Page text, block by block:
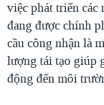
việc phát triển
đang được chính
cầu công nhận là
lượng tái tạo giúp
động đến môi